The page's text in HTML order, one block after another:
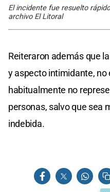
El incidente fue resuelto
archivo El Litoral
Reiteraron además que
y aspecto intimidante, no
habitualmente no
personas, salvo que sea
indebida.